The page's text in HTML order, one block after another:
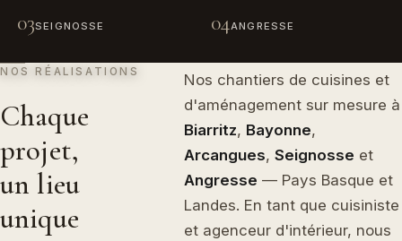
03SEIGNOSSE 04ANGRESSE
NOS RÉALISATIONS
Chaque
projet,
un lieu
unique
Nos chantiers de cuisines et
d'aménagement sur mesure à
Biarritz, Bayonne,
Arcangues,Seignosse et
Angresse — Pays Basque et
Landes. En tant que cuisiniste
et agenceur d'intérieur, nous